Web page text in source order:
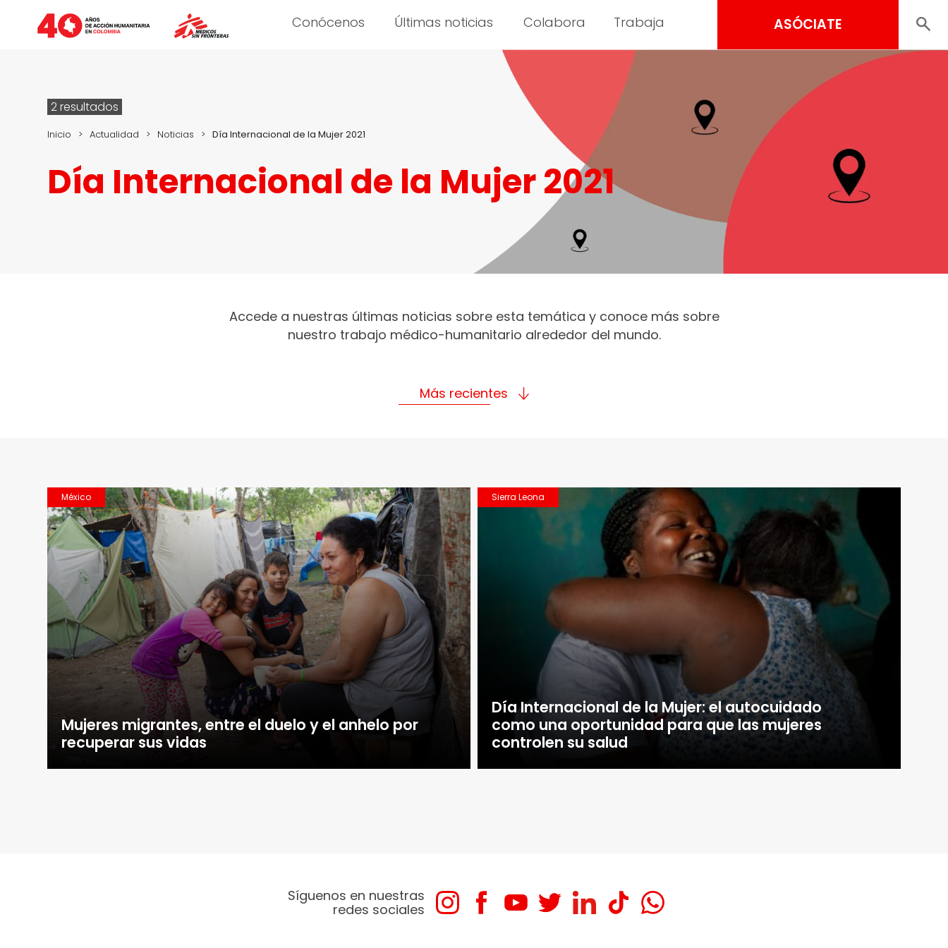
Conócenos Últimas noticias Colabora Trabaja ASÓCIATE
2 resultados
Inicio > Actualidad > Noticias > Día Internacional de la Mujer 2021
Día Internacional de la Mujer 2021
Accede a nuestras últimas noticias sobre esta temática y conoce más sobre
nuestro trabajo médico-humanitario alrededor del mundo.
Más recientes
México
Mujeres migrantes, entre el duelo y el anhelo por
recuperar sus vidas
Sierra Leona
Día Internacional de la Mujer: el autocuidado
como una oportunidad para que las mujeres
controlen su salud
Síguenos en nuestras
redes sociales